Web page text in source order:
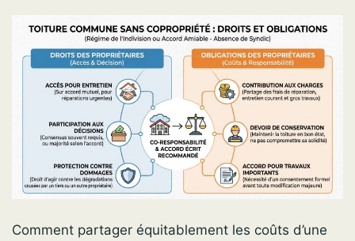
Comment partager équitablement les coûts d’une